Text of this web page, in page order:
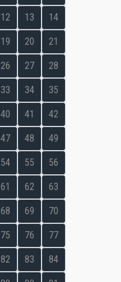
12 13 14
19 20 21
26 27 28
33 34 35
40 41 42
47 48 49
54 55 56
61 62 63
68 69 70
75 76 77
82 83 84